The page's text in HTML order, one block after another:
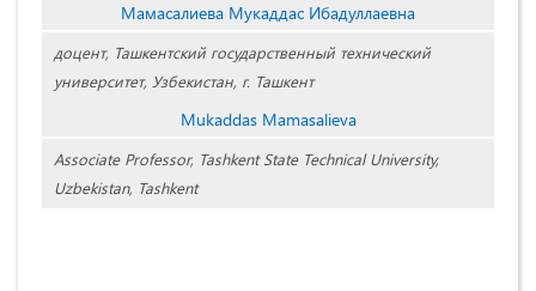
Мамасалиева Мукаддас Ибадуллаевна
доцент, Ташкентский государственный технический
университет, Узбекистан, г. Ташкент
Mukaddas Mamasalieva
Associate Professor, Tashkent State Technical University,
Uzbekistan, Tashkent